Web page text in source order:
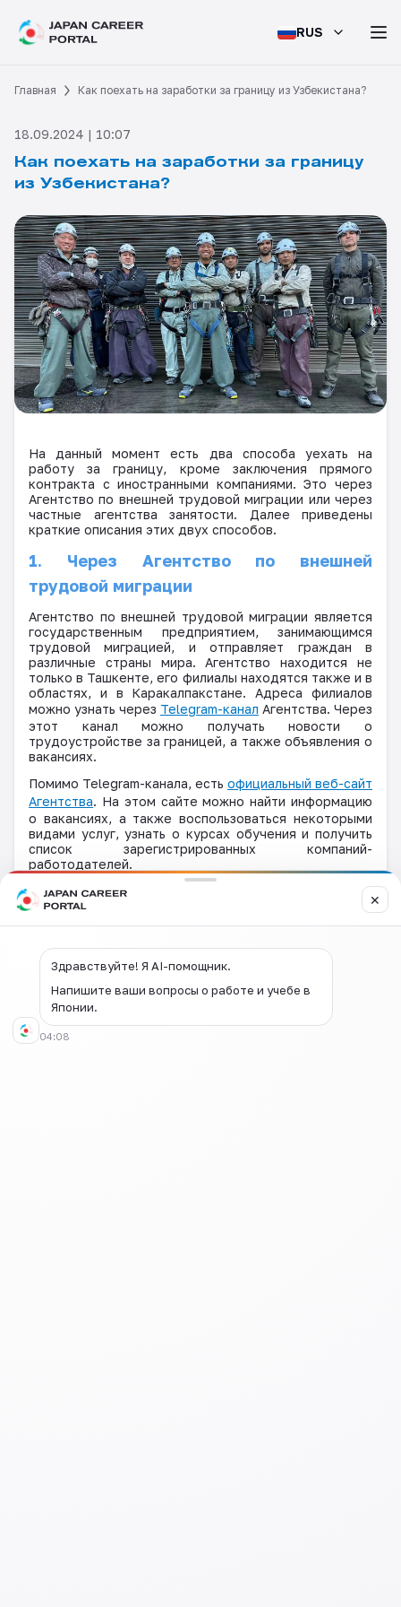
RUS
Главная Как поехать на заработки за границу из Узбекистана?
18.09.2024 | 10:07
Как поехать на заработки за границу
из Узбекистана?
На данный момент есть два способа уехать на
работу за границу, кроме заключения прямого
контракта с иностранными компаниями. Это через
Агентство по внешней трудовой миграции или через
частные агентства занятости. Далее приведены
краткие описания этих двух способов.
1. Через Агентство по внешней
трудовой миграции
Агентство по внешней трудовой миграции является
государственным предприятием, занимающимся
трудовой миграцией, и отправляет граждан в
различные страны мира. Агентство находится не
только в Ташкенте, его филиалы находятся также и в
областях, и в Каракалпакстане. Адреса филиалов
можно узнать через Telegram-канал Агентства. Через
этот канал можно получать новости о
трудоустройстве за границей, а также объявления о
вакансиях.
Помимо Telegram-канала, есть официальный веб-сайт
Агентства. На этом сайте можно найти информацию
о вакансиях, а также воспользоваться некоторыми
видами услуг, узнать о курсах обучения и получить
список зарегистрированных компаний-
работодателей.
✕
Здравствуйте! Я AI-помощник.
Напишите ваши вопросы о работе и учебе в
Японии.
04:08